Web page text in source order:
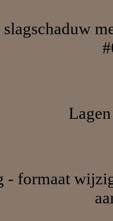
slagschaduw
- formaat